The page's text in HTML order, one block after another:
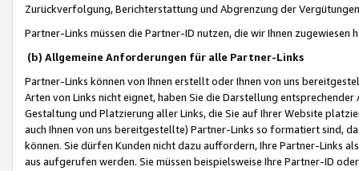
Zurückverfolgung, Berichterstattung und Abgrenzung der
Partner-Links müssen die Partner-ID nutzen, die wir Ihnen zugewiesen
(b) Allgemeine Anforderungen für alle Partner-Links
Partner-Links können von Ihnen erstellt oder Ihnen von uns
Arten von Links nicht eignet, haben Sie die Darstellung
Gestaltung und Platzierung aller Links, die Sie auf Ihrer Website
auch Ihnen von uns bereitgestellte) Partner-Links so formatiert sind,
können. Sie dürfen Kunden nicht dazu auffordern, Ihre Partner-Links
aus aufgerufen werden. Sie müssen beispielsweise Ihre Partner-ID